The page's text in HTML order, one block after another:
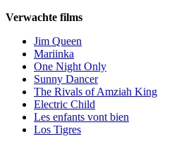
Verwachte films
Jim Queen
Mariinka
One Night Only
Sunny Dancer
The Rivals of Amziah King
Electric Child
Les enfants vont bien
Los Tigres